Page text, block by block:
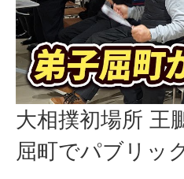
大相撲初場所 王
屈町でパブリッ